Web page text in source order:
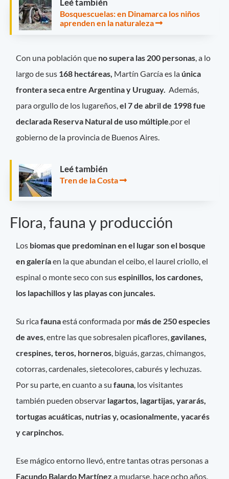
Leé también
Bosquescuelas: en Dinamarca los niños
aprenden en la naturaleza
Con una población que no supera las 200 personas , a lo
largo de sus 168 hectáreas, Martín García es la única
frontera seca entre Argentina y Uruguay. Además,
para orgullo de los lugareños,el 7 de abril de 1998 fue
declarada Reserva Natural de uso múltiple .por el
gobierno de la provincia de Buenos Aires.
Leé también
Tren de la Costa
Flora, fauna y producción
Los biomas que predominan en el lugar son el bosque
en galeríaen la que abundan el ceibo, el laurel criollo, el
espinal o monte seco con susespinillos, los cardones,
los lapachillos y las playas con juncales.
Su ricafaunaestá conformada por más de 250 especies
de aves, entre las que sobresalen picaflores,gavilanes,
crespines, teros, horneros, biguás, garzas, chimangos,
cotorras, cardenales, sietecolores, caburés y lechuzas.
Por su parte, en cuanto a sufauna, los visitantes
también pueden observar lagartos, lagartijas, yararás,
tortugas acuáticas, nutrias y, ocasionalmente, yacarés
y carpinchos.
Ese mágico entorno llevó, entre tantas otras personas a
Facundo Balardo Martínez a mudarse, hace ocho años,